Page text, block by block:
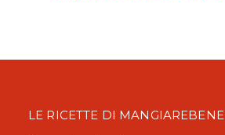
LE RICETTE DI MANGIAREBENE